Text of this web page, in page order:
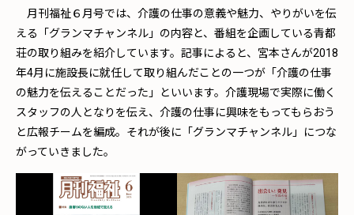
月刊福祉６月号では、介護の仕事の意義や魅力、やりがいを伝
える「グランマチャンネル」の内容と、番組を企画している青都
荘の取り組みを紹介しています。記事によると、宮本さんが2018
年4月に施設長に就任して取り組んだことの一つが「介護の仕事
の魅力を伝えることだった」といいます。介護現場で実際に働く
スタッフの人となりを伝え、介護の仕事に興味をもってもらおう
と広報チームを編成。それが後に「グランマチャンネル」につな
がっていきました。